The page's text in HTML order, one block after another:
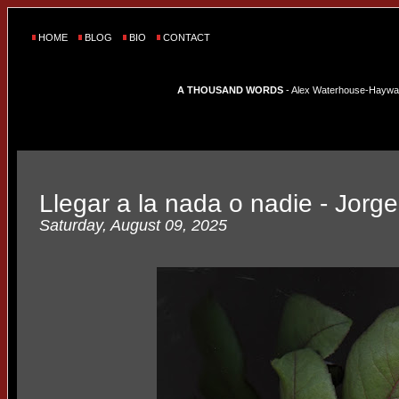
HOME BLOG BIO CONTACT
A THOUSAND WORDS - Alex Waterhouse-
Llegar a la nada o nadie -
Saturday, August 09, 2025